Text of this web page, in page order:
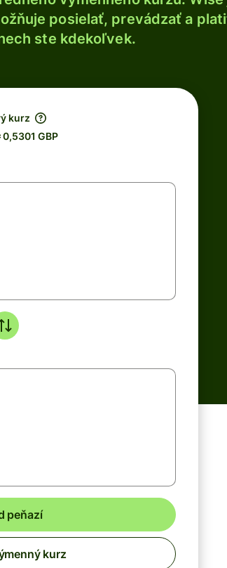
posielať, prevádzať a
ste kdekoľvek.
kurz
0,5301 GBP
peňazí
kurz